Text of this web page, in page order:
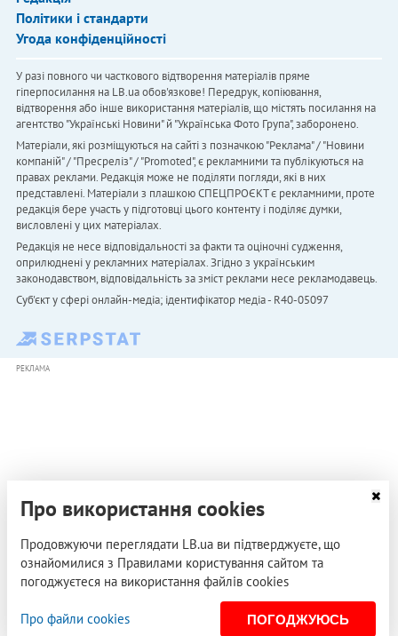
Політики і стандарти
Угода конфіденційності
У разі повного чи часткового відтворення матеріалів пряме
гіперпосилання на LB.ua обов'язкове! Передрук, копіювання,
відтворення або інше використання матеріалів, що містять посилання на
агентство "Українськi Новини" й "Українська Фото Група", заборонено.
Матеріали, які розміщуються на сайті з позначкою "Реклама" / "Новини
компаній" / "Пресреліз" / "Promoted", є рекламними та публікуються на
правах реклами. Редакція може не поділяти погляди, які в них
представлені. Матеріали з плашкою СПЕЦПРОЄКТ є рекламними, проте
редакція бере участь у підготовці цього контенту і поділяє думки,
висловлені у цих матеріалах.
Редакція не несе відповідальності за факти та оціночні судження,
оприлюднені у рекламних матеріалах. Згідно з українським
законодавством, відповідальність за зміст реклами несе рекламодавець.
Cуб'єкт у сфері онлайн-медіа; ідентифікатор медіа - R40-05097
РЕКЛАМА
Про використання cookies
Продовжуючи переглядати LB.ua ви підтверджуєте, що
ознайомилися з Правилами користування сайтом та
погоджуєтеся на використання файлів cookies
Про файли cookies ПОГОДЖУЮСЬ